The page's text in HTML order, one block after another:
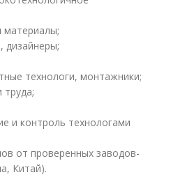
материалы;
дизайнеры;
технологи, монтажники;
труда;
и контроль технологами
от проверенных заводов-
Китай).